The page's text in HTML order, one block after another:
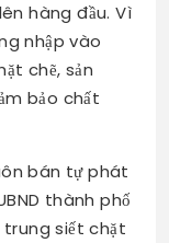
hàng đầu. Vì
nhập vào
chẽ, sản
bảo chất
bán tự phát
thành phố
siết chặt